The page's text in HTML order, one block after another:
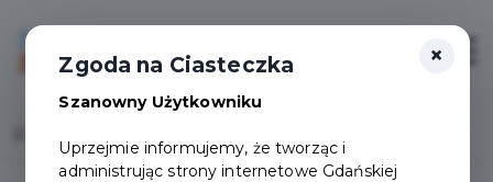
Login/Rejestracja ×
Zgoda na Ciasteczka
Szanowny Użytkowniku
Uprzejmie informujemy, że tworząc i
administrując strony internetowe Gdańskiej